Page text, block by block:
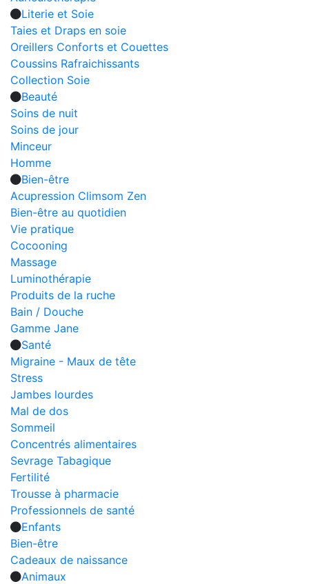
Literie et Soie
Taies et Draps en soie
Oreillers Conforts et Couettes
Coussins Rafraichissants
Collection Soie
Beauté
Soins de nuit
Soins de jour
Minceur
Homme
Bien-être
Acupression Climsom Zen
Bien-être au quotidien
Vie pratique
Cocooning
Massage
Luminothérapie
Produits de la ruche
Bain / Douche
Gamme Jane
Santé
Migraine - Maux de tête
Stress
Jambes lourdes
Mal de dos
Sommeil
Concentrés alimentaires
Sevrage Tabagique
Fertilité
Trousse à pharmacie
Professionnels de santé
Enfants
Bien-être
Cadeaux de naissance
Animaux